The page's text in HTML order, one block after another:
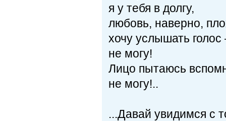
я у тебя в долгу,
любовь, наверно,
хочу услышать
не могу!
Лицо пытаюсь
не могу!..
...Давай увидимся с